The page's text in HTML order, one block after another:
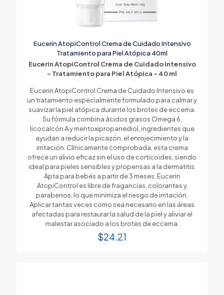
Eucerin AtopiControl Crema de Cuidado Intensivo
Tratamiento para Piel Atópica 40ml
Eucerin AtopiControl Crema de Cuidado Intensivo
– Tratamiento para Piel Atópica – 40 ml
Eucerin AtopiControl Crema de Cuidado Intensivo es
un tratamiento especialmente formulado para calmar y
suavizar la piel atópica durante los brotes de eccema.
Su fórmula combina ácidos grasos Omega 6,
licocalcón A y mentoxipropanediol, ingredientes que
ayudan a reducir la picazón, el enrojecimiento y la
irritación. Clínicamente comprobada, esta crema
ofrece un alivio eficaz sin el uso de corticoides, siendo
ideal para pieles sensibles y propensas a la dermatitis.
Apta para bebés a partir de 3 meses, Eucerin
AtopiControl es libre de fragancias, colorantes y
parabenos, lo que minimiza el riesgo de irritación.
Aplicar tantas veces como sea necesario en las áreas
afectadas para restaurar la salud de la piel y aliviar el
malestar asociado a los brotes de eccema.
$24.21